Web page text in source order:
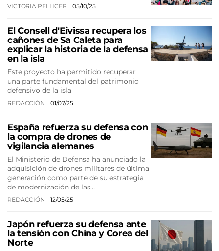
VICTORIA PELLICER 05/10/25
El Consell d'Eivissa recupera los
cañones de Sa Caleta para
explicar la historia de la defensa
en la isla
Este proyecto ha permitido recuperar
una parte fundamental del patrimonio
defensivo de la isla
REDACCIÓN 01/07/25
España refuerza su defensa con
la compra de drones de
vigilancia alemanes
El Ministerio de Defensa ha anunciado la
adquisición de drones militares de última
generación como parte de su estrategia
de modernización de las…
REDACCIÓN 12/05/25
Japón refuerza su defensa ante
la tensión con China y Corea del
Norte